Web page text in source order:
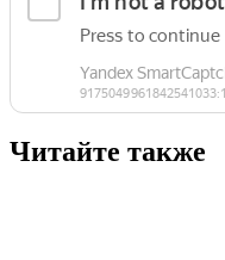
Читайте также